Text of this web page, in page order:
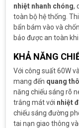
nhiệt nhanh chóng,
toàn bộ hệ thống.
bẩn bám vào và
bảo được an toàn
KHẢ NĂNG
Với công suất 60W
mang đến quang
năng chiếu sáng rõ
trắng mát với nhiệt
chiếu sáng đường
tai nạn giao thông